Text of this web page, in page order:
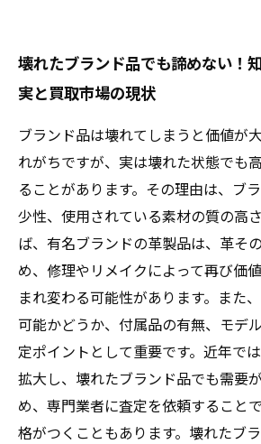
壊れたブランド品でも諦めない！
実と買取市場の現状
ブランド品は壊れてしまうと価値が
れがちですが、実は壊れた状態でも
ることがあります。その理由は、ブ
少性、使用されている素材の質の高
ば、有名ブランドの革製品は、革そ
め、修理やリメイクによって再び価
まれ変わる可能性があります。また
可能かどうか、付属品の有無、モデ
定ポイントとして重要です。近年で
拡大し、壊れたブランド品でも需要
め、専門業者に査定を依頼すること
格がつくこともあります。壊れたブ